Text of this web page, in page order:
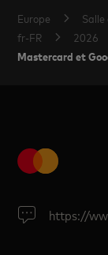
Europe Salle
fr-FR
2026
Mastercard et
https://